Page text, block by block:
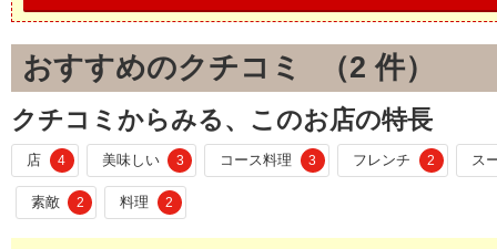
おすすめのクチコミ （2 件）
クチコミからみる、このお店の特長
店 4 美味しい 3 コース料理 3 フレンチ 2 ス
素敵 2 料理 2